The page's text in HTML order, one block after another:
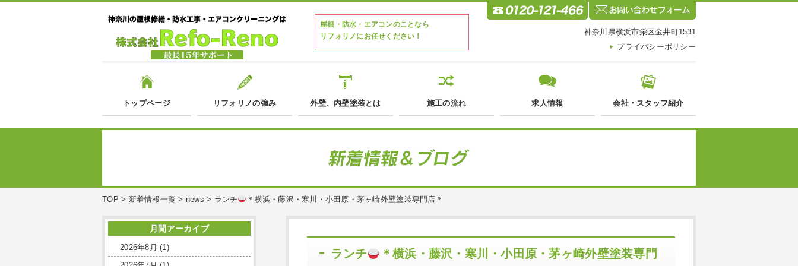
屋根・防水・エアコンのことなら
リフォリノにお任せください！
神奈川県横浜市栄区金井町1531
プライバシーポリシー
トップページ リフォリノの強み 外壁、内壁塗装とは 施工の流れ 求人情報 会社・スタッフ紹介
TOP > 新着情報一覧 > news > ランチ ＊横浜・藤沢・寒川・小田原・茅ヶ崎外壁塗装専門店＊
ランチ ＊横浜・藤沢・寒川・小田原・茅ヶ崎外壁塗装専門
月間アーカイブ
2026年8月 (1)